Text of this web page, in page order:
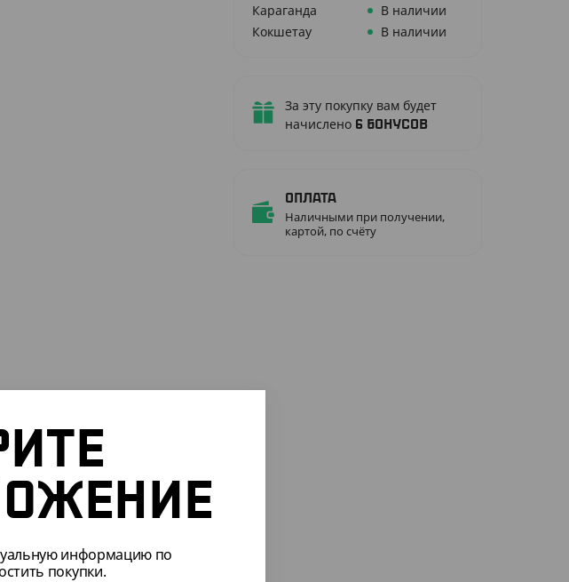
Караганда
В наличии
Кокшетау
В наличии
За эту покупку вам будет
начислено 6 бонусов
Оплата
Наличными при получении,
картой, по счёту
информацию по
покупки.